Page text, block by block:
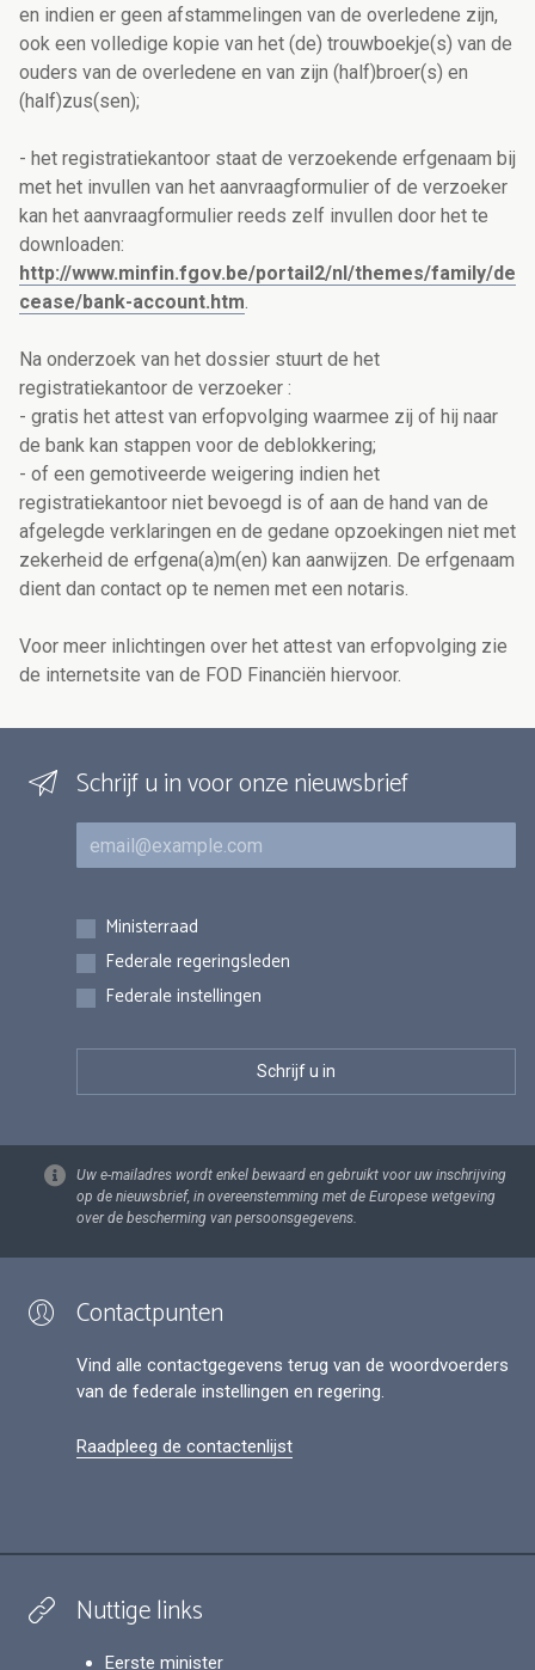
en indien er geen afstammelingen van de overledene zijn,
ook een volledige kopie van het (de) trouwboekje(s) van de
ouders van de overledene en van zijn (half)broer(s) en
(half)zus(sen);
- het registratiekantoor staat de verzoekende erfgenaam bij
met het invullen van het aanvraagformulier of de verzoeker
kan het aanvraagformulier reeds zelf invullen door het te
downloaden:
http://www.minfin.fgov.be/portail2/nl/themes/family/de
cease/bank-account.htm.
Na onderzoek van het dossier stuurt de het
registratiekantoor de verzoeker :
- gratis het attest van erfopvolging waarmee zij of hij naar
de bank kan stappen voor de deblokkering;
- of een gemotiveerde weigering indien het
registratiekantoor niet bevoegd is of aan de hand van de
afgelegde verklaringen en de gedane opzoekingen niet met
zekerheid de erfgena(a)m(en) kan aanwijzen. De erfgenaam
dient dan contact op te nemen met een notaris.
Voor meer inlichtingen over het attest van erfopvolging zie
de internetsite van de FOD Financiën hiervoor.
Schrijf u in voor onze nieuwsbrief
E-mail
Inschrijvingen
Ministerraad
Federale regeringsleden
Federale instellingen
Uw e-mailadres wordt enkel bewaard en gebruikt voor uw inschrijving
op de nieuwsbrief, in overeenstemming met de Europese wetgeving
over de bescherming van persoonsgegevens.
Contactpunten
Vind alle contactgegevens terug van de woordvoerders
van de federale instellingen en regering.
Raadpleeg de contactenlijst
Nuttige links
Eerste minister